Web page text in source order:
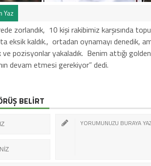
Yaz
zorlandık, 10 kişi rakibimiz karşısında
eksik kaldık., ortadan oynamayı denedik,
ve pozisyonlar yakaladık. Benim attığı
devam etmesi gerekiyor” dedi.
BELİRT